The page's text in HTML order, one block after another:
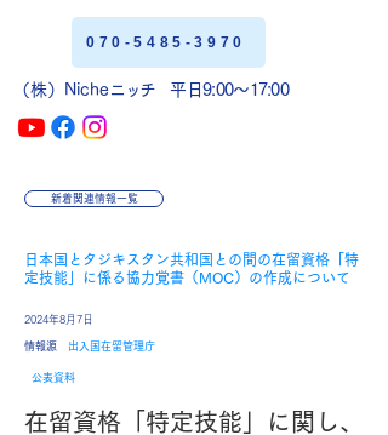
070-5485-3970
（株）Nicheニッチ平日9:00〜17:00
新着関連情報一覧
日本国とタジキスタン共和国との間の在留資格「特
定技能」に係る協力覚書（MOC）の作成について
2024年8月7日
​情報源 出入国在留管理庁
公表資料
在留資格「特定技能」に関し、